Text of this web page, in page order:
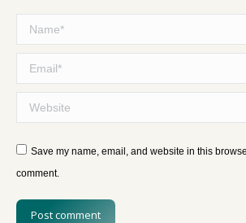
Name *
Email *
Website
Save my name, email, and website in this
comment.
Post comment